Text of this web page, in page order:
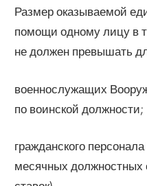
Размер оказываемой
помощи одному лицу в
не должен превышать
военнослужащих
по воинской должности;
гражданского
месячных должностных